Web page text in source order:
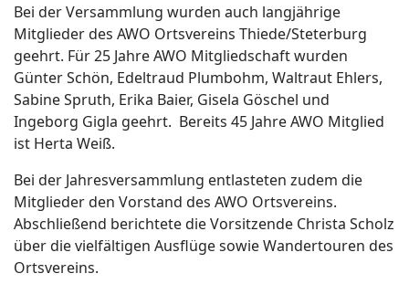
Bei der Versammlung wurden auch langjährige
Mitglieder des AWO Ortsvereins Thiede/Steterburg
geehrt. Für 25 Jahre AWO Mitgliedschaft wurden
Günter Schön, Edeltraud Plumbohm, Waltraut Ehlers,
Sabine Spruth, Erika Baier, Gisela Göschel und
Ingeborg Gigla geehrt. Bereits 45 Jahre AWO Mitglied
ist Herta Weiß.
Bei der Jahresversammlung entlasteten zudem die
Mitglieder den Vorstand des AWO Ortsvereins.
Abschließend berichtete die Vorsitzende Christa Scholz
über die vielfältigen Ausflüge sowie Wandertouren des
Ortsvereins.